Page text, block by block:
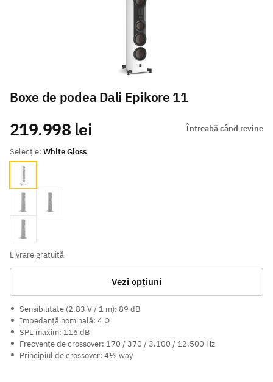
Boxe de podea Dali Epikore 11
Întreabă când revine
Selecție: White Gloss
White Gloss
Walnut GlossBlack Gloss
Maroon Gloss
Livrare gratuită
219.998 lei
Vezi opțiuni
Sensibilitate (2,83 V / 1 m): 89 dB
Impedanță nominală: 4 Ω
SPL maxim: 116 dB
Frecvențe de crossover: 170 / 370 / 3.100 / 12.500 Hz
Principiul de crossover: 4½-way